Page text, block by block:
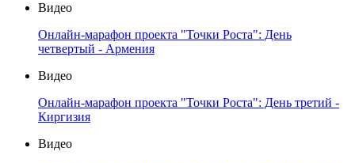
Видео
Онлайн-марафон проекта "Точки Роста": День
четвертый - Армения
Видео
Онлайн-марафон проекта "Точки Роста": День третий -
Киргизия
Видео